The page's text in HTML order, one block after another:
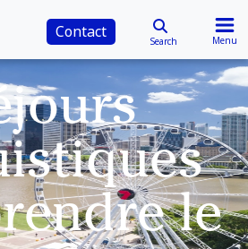
Contact Search Menu
le